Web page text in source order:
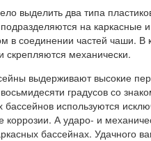
выделить два типа
на каркасные
в соединении частей чаши. В
скрепляются механически.
выдерживают высокие
градусов со
используются
А ударо- и
бассейнах. Удачного